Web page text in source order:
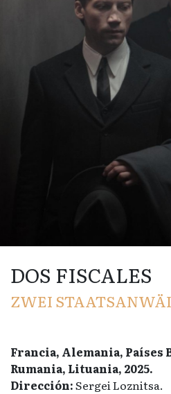
DOS FISCALES
ZWEI
Francia, Alemania, Países
Rumania, Lituania, 2025.
Dirección:Sergei Loznitsa.